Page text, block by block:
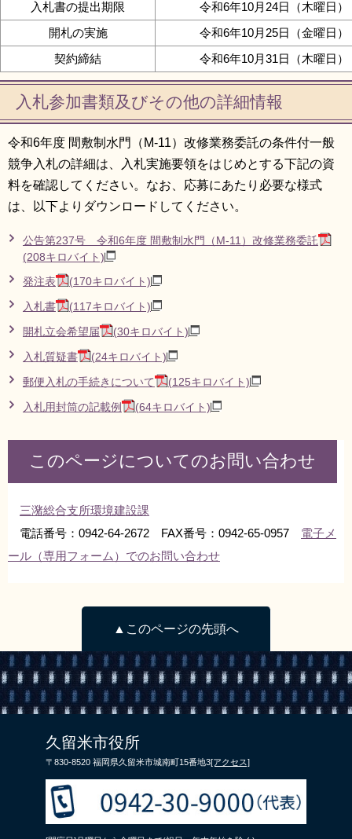
入札書の提出期限
令和6年10月24日（木曜日）
開札の実施
令和6年10月25日（金曜日）
契約締結
令和6年10月31日（木曜日）
入札参加書類及びその他の詳細情報
令和6年度 間敷制水門（M-11）改修業務委託の条件付一般
競争入札の詳細は、入札実施要領をはじめとする下記の資
料を確認してください。なお、応募にあたり必要な様式
は、以下よりダウンロードしてください。
公告第237号 令和6年度 間敷制水門（M-11）改修業務委託
(208キロバイト)
発注表 (170キロバイト)
入札書 (117キロバイト)
開札立会希望届 (30キロバイト)
入札質疑書 (24キロバイト)
郵便入札の手続きについて (125キロバイト)
入札用封筒の記載例 (64キロバイト)
このページについてのお問い合わせ
三潴総合支所環境建設課
電話番号：0942-64-2672 FAX番号：0942-65-0957 電子メ
ール（専用フォーム）でのお問い合わせ
▲このページの先頭へ
久留米市役所
〒830-8520 福岡県久留米市城南町15番地3[アクセス]